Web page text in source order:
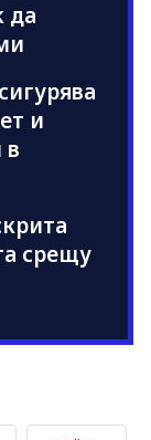
да
и
в
срещу